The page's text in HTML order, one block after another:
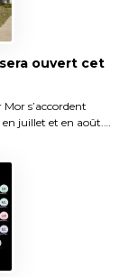
ouvert cet
s’accordent
juillet et en août.…